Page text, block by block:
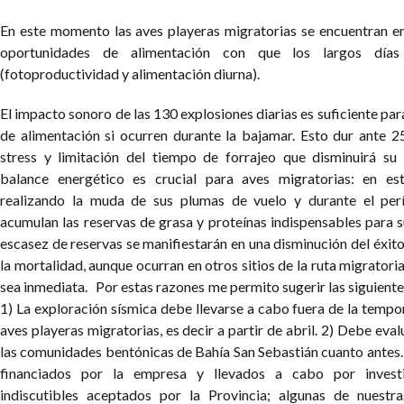
En este momento las aves playeras migratorias se encuentran
oportunidades de alimentación con que los largos
(fotoproductividad y alimentación diurna).
El impacto sonoro de las 130 explosiones diarias es suficiente
de alimentación si ocurren durante la bajamar. Esto dur ante
stress y limitación del tiempo de forrajeo que disminuirá su
balance energético es crucial para aves migratorias: en
realizando la muda de sus plumas de vuelo y durante el
acumulan las reservas de grasa y proteínas indispensables para
escasez de reservas se manifiestarán en una disminución del
la mortalidad, aunque ocurran en otros sitios de la ruta
sea inmediata. Por estas razones me permito sugerir las
1) La exploración sísmica debe llevarse a cabo fuera de la
aves playeras migratorias, es decir a partir de abril. 2) Debe
las comunidades bentónicas de Bahía San Sebastián cuanto
financiados por la empresa y llevados a cabo por
indiscutibles aceptados por la Provincia; algunas de